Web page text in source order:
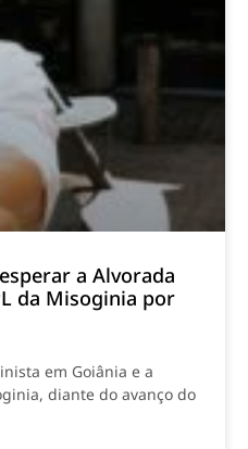
a Alvorada
da Misoginia por
em Goiânia e a
diante do avanço do